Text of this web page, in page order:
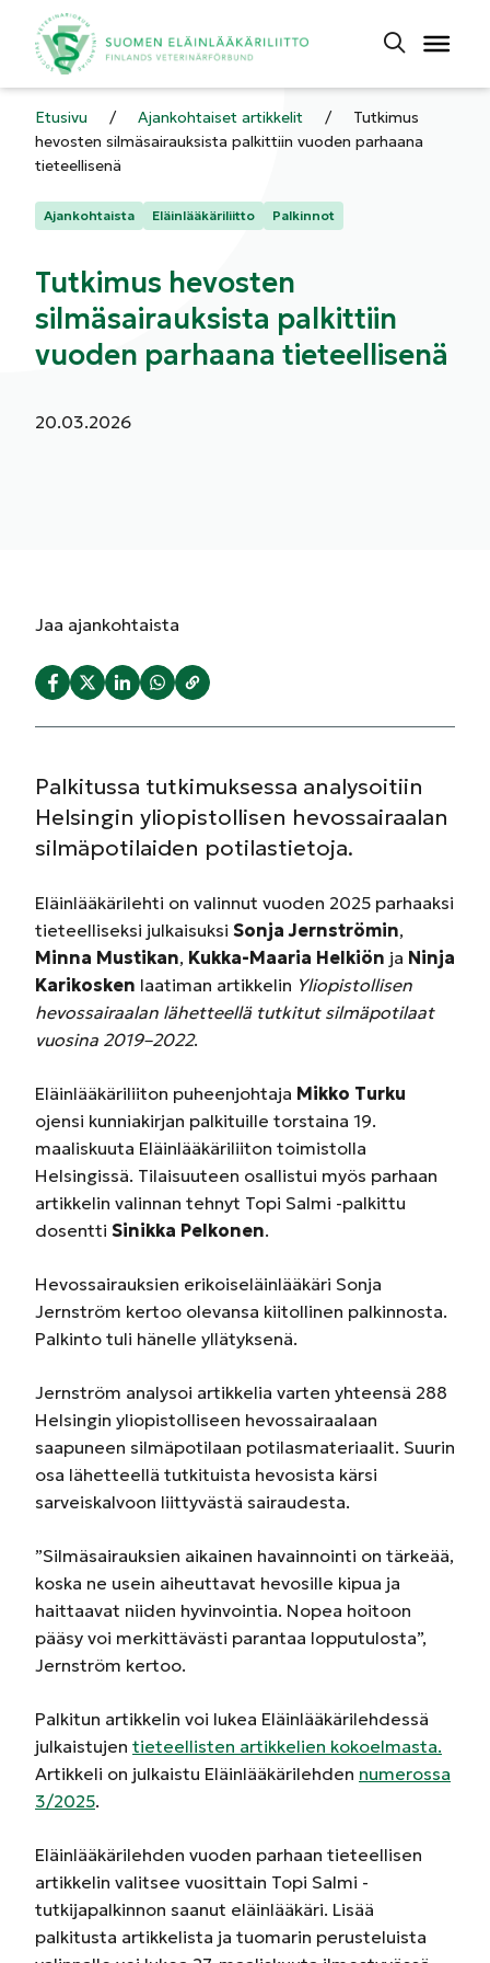
Etusivu / Ajankohtaiset artikkelit /
Tutkimus
hevosten silmäsairauksista palkittiin vuoden parhaana
tieteellisenä
Kategoriat:
Ajankohtaista Eläinlääkäriliitto Palkinnot
Tutkimus hevosten
silmäsairauksista palkittiin
vuoden parhaana tieteellisenä
Julkaistu:
20.03.2026
Jaa ajankohtaista
Palkitussa tutkimuksessa analysoitiin
Helsingin yliopistollisen hevossairaalan
silmäpotilaiden potilastietoja.
Eläinlääkärilehti on valinnut vuoden 2025 parhaaksi
tieteelliseksi julkaisuksi Sonja Jernströmin,
Minna Mustikan, Kukka-Maaria Helkiön ja Ninja
Karikosken laatiman artikkelin Yliopistollisen
hevossairaalan lähetteellä tutkitut silmäpotilaat
vuosina 2019–2022.
Eläinlääkäriliiton puheenjohtaja Mikko Turku
ojensi kunniakirjan palkituille torstaina 19.
maaliskuuta Eläinlääkäriliiton toimistolla
Helsingissä. Tilaisuuteen osallistui myös parhaan
artikkelin valinnan tehnyt Topi Salmi -palkittu
dosentti Sinikka Pelkonen.
Hevossairauksien erikoiseläinlääkäri Sonja
Jernström kertoo olevansa kiitollinen palkinnosta.
Palkinto tuli hänelle yllätyksenä.
Jernström analysoi artikkelia varten yhteensä 288
Helsingin yliopistolliseen hevossairaalaan
saapuneen silmäpotilaan potilasmateriaalit. Suurin
osa lähetteellä tutkituista hevosista kärsi
sarveiskalvoon liittyvästä sairaudesta.
”Silmäsairauksien aikainen havainnointi on tärkeää,
koska ne usein aiheuttavat hevosille kipua ja
haittaavat niiden hyvinvointia. Nopea hoitoon
pääsy voi merkittävästi parantaa lopputulosta”,
Jernström kertoo.
Palkitun artikkelin voi lukea Eläinlääkärilehdessä
julkaistujen tieteellisten artikkelien kokoelmasta.
Artikkeli on julkaistu Eläinlääkärilehden numerossa
3/2025.
Eläinlääkärilehden vuoden parhaan tieteellisen
artikkelin valitsee vuosittain Topi Salmi -
tutkijapalkinnon saanut eläinlääkäri. Lisää
palkitusta artikkelista ja tuomarin perusteluista